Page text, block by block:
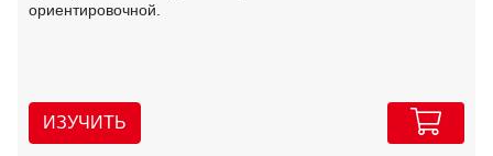
ориентировочной.
ИЗУЧИТЬ